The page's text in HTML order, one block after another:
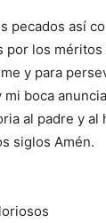
pecados así
por los
y para
boca
al padre y al
siglos Amén.